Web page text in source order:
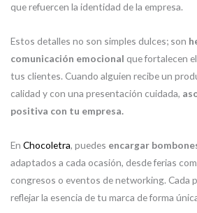
que refuercen la identidad de la empresa.
Estos detalles no son simples dulces; son
comunicación emocional que fortalecen
tus clientes. Cuando alguien recibe un
calidad y con una presentación cuidada,
positiva con tu empresa.
En Chocoletra, puedes encargar
adaptados a cada ocasión, desde ferias
congresos o eventos de networking. Cada
reflejar la esencia de tu marca de forma